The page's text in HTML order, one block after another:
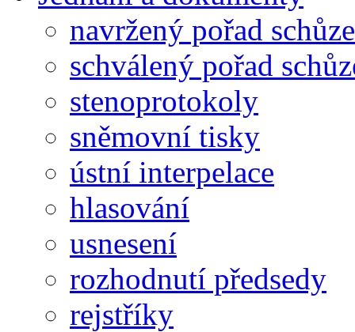
navržený pořad schůze
schválený pořad
stenoprotokoly
sněmovní tisky
ústní interpelace
hlasování
usnesení
rozhodnutí předsedy
rejstříky